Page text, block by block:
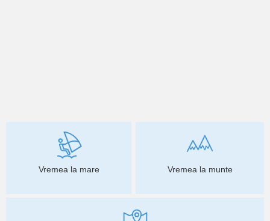
Vremea la mare Vremea la munte